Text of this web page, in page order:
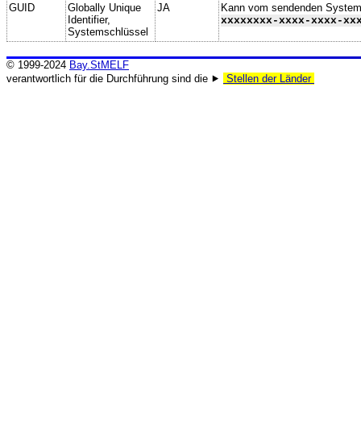
GUID
Globally Unique
Identifier,
Systemschlüssel
JA
Kann vom sendenden
xxxxxxxx-xxxx-xxxx-
© 1999-2024 Bay.StMELF
verantwortlich für die Durchführung sind die ⯈
Stellen der Länder